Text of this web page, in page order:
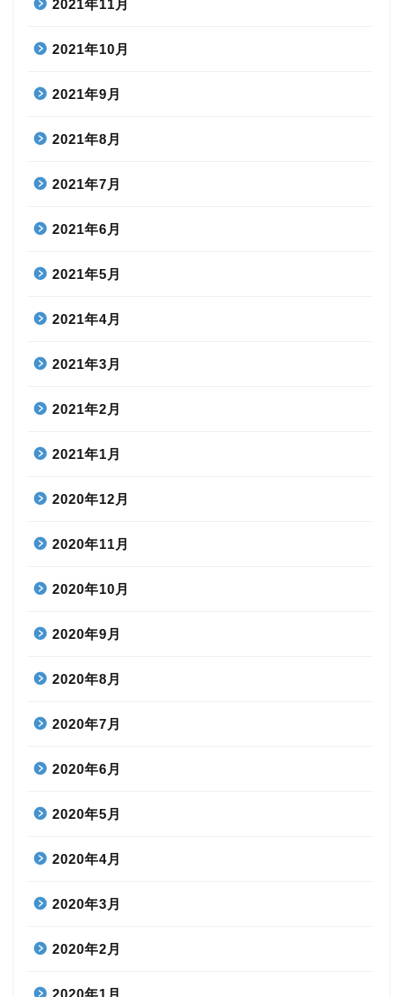
2021年11月
2021年10月
2021年9月
2021年8月
2021年7月
2021年6月
2021年5月
2021年4月
2021年3月
2021年2月
2021年1月
2020年12月
2020年11月
2020年10月
2020年9月
2020年8月
2020年7月
2020年6月
2020年5月
2020年4月
2020年3月
2020年2月
2020年1月